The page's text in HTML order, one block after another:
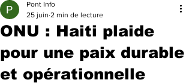
ONU : Haiti plaide
pour une paix durable
et opérationnelle
Pont Info
25 juin 2 min de lecture